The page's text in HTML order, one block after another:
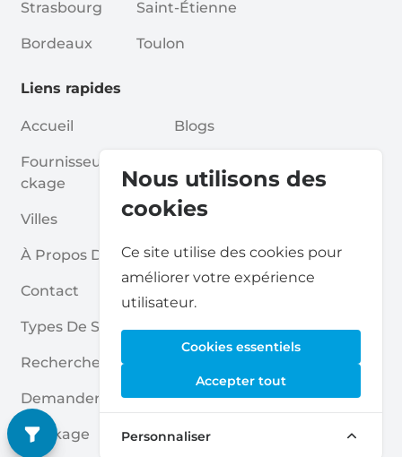
Nous utilisons des
cookies
Ce site utilise des cookies pour
améliorer votre expérience
utilisateur.
Cookies essentiels
Accepter tout
Personnaliser
Strasbourg
Bordeaux
Saint-Étienne
Toulon
Liens rapides
Accueil
Fournisseurs De Sto
Ckage
Villes
À Propos De Nous
Contact
Types De Stockage
Rechercher
Demander Un Devis
Stockage
Blogs
Pour Les Partenaires
Ockage
E
Politique De Confidentialité
Cookies